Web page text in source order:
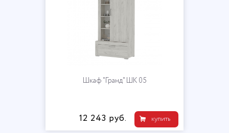
Шкаф "Гранд" ШК 05
купить
12 243 руб.